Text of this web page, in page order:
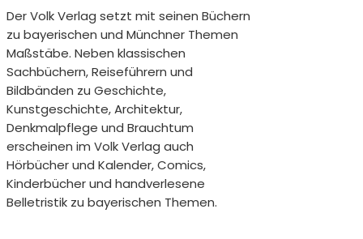
Der Volk Verlag setzt mit seinen Büchern
zu bayerischen und Münchner Themen
Maßstäbe. Neben klassischen
Sachbüchern, Reiseführern und
Bildbänden zu Geschichte,
Kunstgeschichte, Architektur,
Denkmalpflege und Brauchtum
erscheinen im Volk Verlag auch
Hörbücher und Kalender, Comics,
Kinderbücher und handverlesene
Belletristik zu bayerischen Themen.